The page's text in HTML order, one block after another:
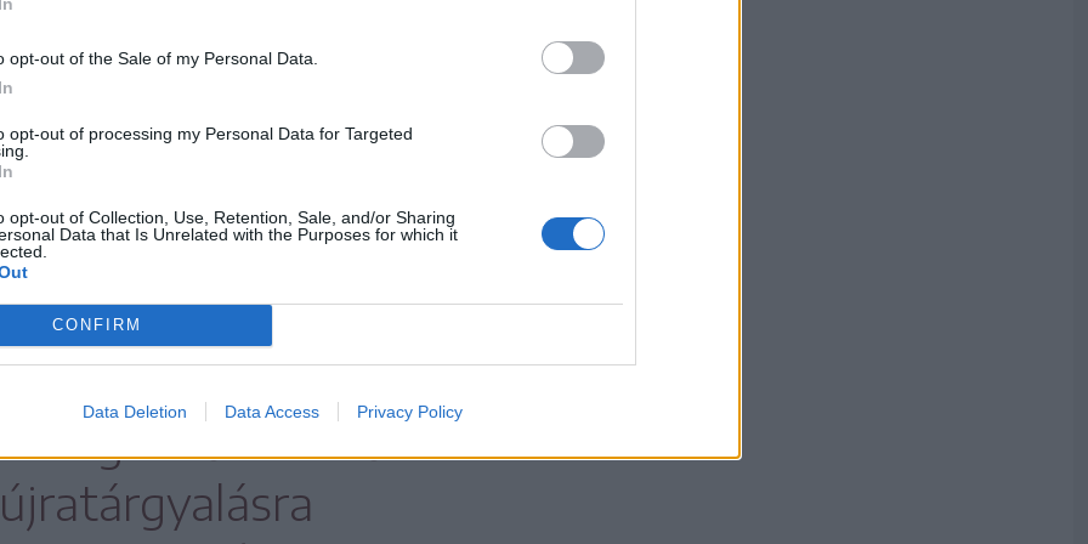
opt-out of the Sale of my Personal Data.
opt-out of processing my Personal Data for Targeted
opt-out of Collection, Use, Retention, Sale, and/or Sharing
Data that Is Unrelated with the Purposes for which it
CONFIRM
Data Deletion Data Access Privacy Policy
ez a telek, akkor viszont az
cserébe ezt a tulajdonosnak adta,
eurót fizetve ki.
a tulajdonos és a város között,
kért az urbanisztikai
magassági korlátozása miatt, de noha
a
Legfelsőbb Ítélő- és